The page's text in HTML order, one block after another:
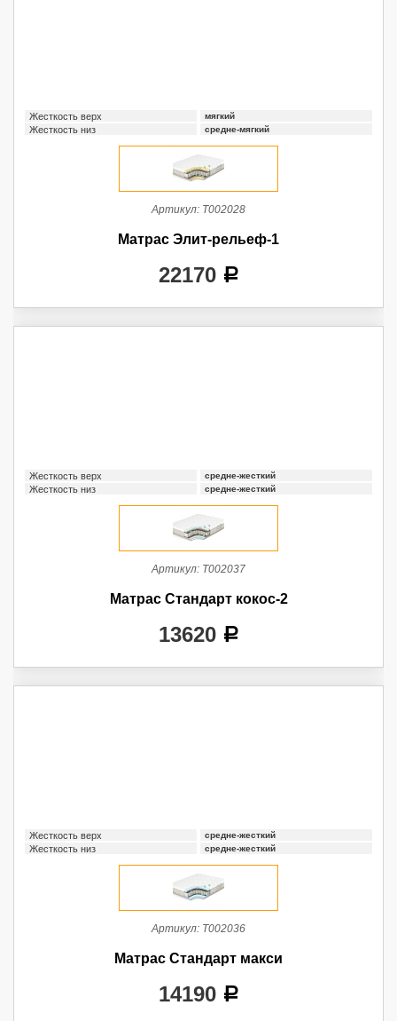
Жесткость верх мягкий
Жесткость низ средне-мягкий
Артикул: Т002028
Матрас Элит-рельеф-1
22170 a
Жесткость верх средне-жесткий
Жесткость низ средне-жесткий
Артикул: Т002037
Матрас Стандарт кокос-2
13620 a
Жесткость верх средне-жесткий
Жесткость низ средне-жесткий
Артикул: Т002036
Матрас Стандарт макси
14190 a